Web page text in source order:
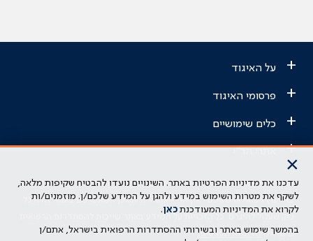
+ על האיגוד
+ פרסומי האיגוד
+ כלים שימושיים
+
הבהרה משפטית: כל נושא המופיע באתר זה נועד להשכלה בלבד ואין לראות
בו ייעוץ רפואי או משפטי. אין הר"י אחראית לתוכן המתפרסם באתר זה ולכל
נזק שעלול להיגרם. כל הזכויות על המידע באתר שייכות להסתדרות הרפואית
בישראל.מדיניות הפרטיות
×
עדכנו את מדיניות הפרטיות באתר. השינויים נועדו להבטיח שקיפות מלאה,
לשקף את מטרות השימוש במידע ולהגן על המידע שלכם/ן. מוזמנים/ות
לקרוא את המדיניות המעודכנת כאן.
בהמשך שימוש באתר ובשירותי ההסתדרות הרפואית בישראל, אתם/ן